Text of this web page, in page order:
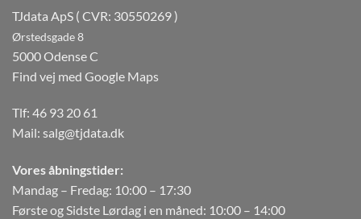
TJdata ApS ( CVR: 30550269 )
Ørstedsgade 8
5000 Odense C
Find vej med Google Maps
Tlf: 46 93 20 61
Mail: salg@tjdata.dk
Vores åbningstider:
Mandag – Fredag: 10:00 – 17:30
Første og Sidste Lørdag i en måned: 10:00 – 14:00